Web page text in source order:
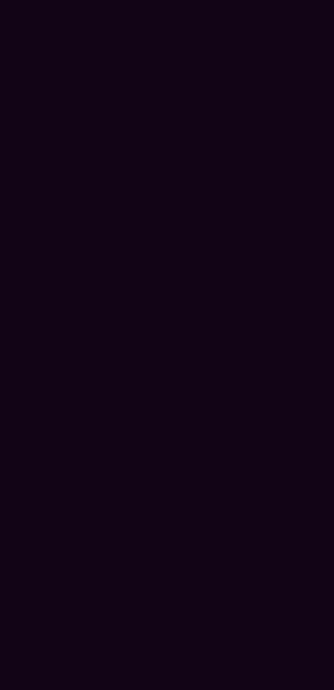
française de l’Ontario (TFO) - 2026